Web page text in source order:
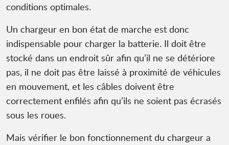
conditions optimales.
Un chargeur en bon état de marche est donc
indispensable pour charger la batterie. Il doit être
stocké dans un endroit sûr afin qu’il ne se détériore
pas, il ne doit pas être laissé à proximité de véhicules
en mouvement, et les câbles doivent être
correctement enfilés afin qu’ils ne soient pas écrasés
sous les roues.
Mais vérifier le bon fonctionnement du chargeur a